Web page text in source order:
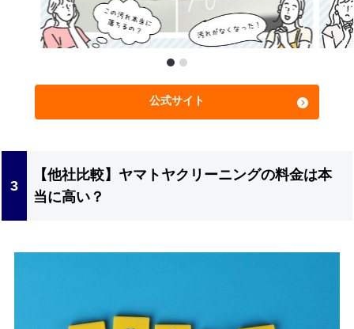
公式サイト
【他社比較】ヤマトヤクリーニングの料金は本
当に高い？